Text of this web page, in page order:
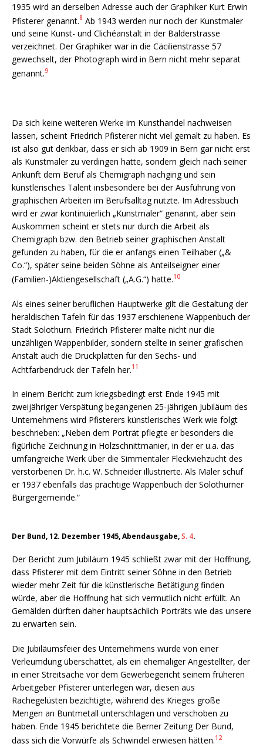
1935 wird an derselben Adresse auch der Graphiker Kurt Erwin
Pfisterer genannt.8 Ab 1943 werden nur noch der Kunstmaler
und seine Kunst- und Clichéanstalt in der Balderstrasse
verzeichnet. Der Graphiker war in die Cäcilienstrasse 57
gewechselt, der Photograph wird in Bern nicht mehr separat
genannt.9
Da sich keine weiteren Werke im Kunsthandel nachweisen
lassen, scheint Friedrich Pfisterer nicht viel gemalt zu haben. Es
ist also gut denkbar, dass er sich ab 1909 in Bern gar nicht erst
als Kunstmaler zu verdingen hatte, sondern gleich nach seiner
Ankunft dem Beruf als Chemigraph nachging und sein
künstlerisches Talent insbesondere bei der Ausführung von
graphischen Arbeiten im Berufsalltag nutzte. Im Adressbuch
wird er zwar kontinuierlich „Kunstmaler“ genannt, aber sein
Auskommen scheint er stets nur durch die Arbeit als
Chemigraph bzw. den Betrieb seiner graphischen Anstalt
gefunden zu haben, für die er anfangs einen Teilhaber („&
Co.“), später seine beiden Söhne als Anteilseigner einer
(Familien-)Aktiengesellschaft („A.G.“) hatte.10
Als eines seiner beruflichen Hauptwerke gilt die Gestaltung der
heraldischen Tafeln für das 1937 erschienene Wappenbuch der
Stadt Solothurn. Friedrich Pfisterer malte nicht nur die
unzähligen Wappenbilder, sondern stellte in seiner grafischen
Anstalt auch die Druckplatten für den Sechs- und
Achtfarbendruck der Tafeln her.11
In einem Bericht zum kriegsbedingt erst Ende 1945 mit
zweijähriger Verspätung begangenen 25-jährigen Jubiläum des
Unternehmens wird Pfisterers künstlerisches Werk wie folgt
beschrieben: „Neben dem Porträt pflegte er besonders die
figürliche Zeichnung in Holzschnittmanier, in der er u.a. das
umfangreiche Werk über die Simmentaler Fleckviehzucht des
verstorbenen Dr. h.c. W. Schneider illustrierte. Als Maler schuf
er 1937 ebenfalls das prächtige Wappenbuch der Solothurner
Bürgergemeinde.“
Der Bund, 12. Dezember 1945, Abendausgabe,S. 4.
Der Bericht zum Jubiläum 1945 schließt zwar mit der Hoffnung,
dass Pfisterer mit dem Eintritt seiner Söhne in den Betrieb
wieder mehr Zeit für die künstlerische Betätigung finden
würde, aber die Hoffnung hat sich vermutlich nicht erfüllt. An
Gemälden dürften daher hauptsächlich Porträts wie das unsere
zu erwarten sein.
Die Jubiläumsfeier des Unternehmens wurde von einer
Verleumdung überschattet, als ein ehemaliger Angestellter, der
in einer Streitsache vor dem Gewerbegericht seinem früheren
Arbeitgeber Pfisterer unterlegen war, diesen aus
Rachegelüsten bezichtigte, während des Krieges große
Mengen an Buntmetall unterschlagen und verschoben zu
haben. Ende 1945 berichtete die Berner Zeitung Der Bund,
dass sich die Vorwürfe als Schwindel erwiesen hätten.12